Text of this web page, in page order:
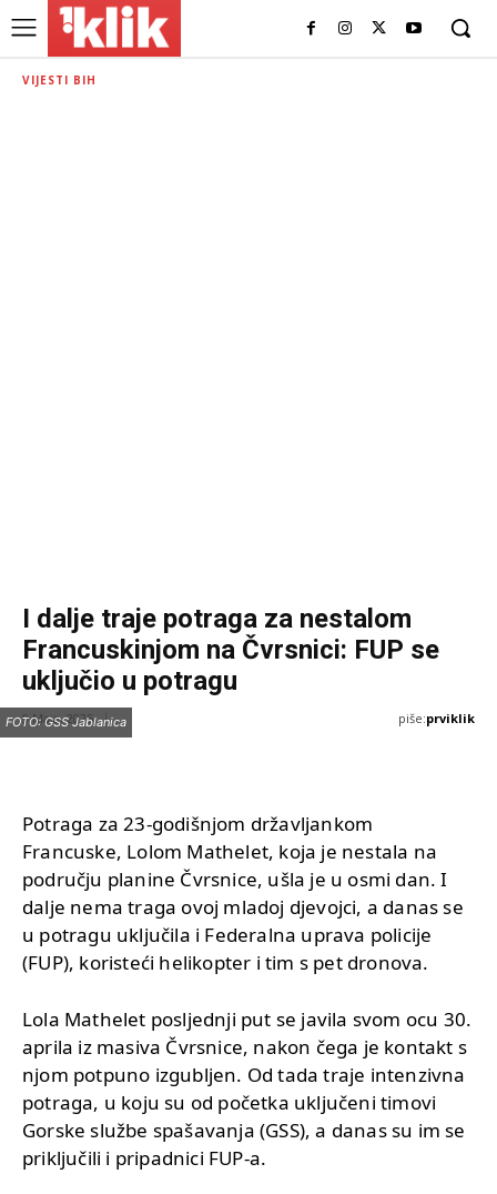
VIJESTI BIH
I dalje traje potraga za nestalom
Francuskinjom na Čvrsnici: FUP se
uključio u potragu
9 Maja, 2025 piše:prviklik
FOTO: GSS Jablanica
Potraga za 23-godišnjom državljankom
Francuske, Lolom Mathelet, koja je nestala na
području planine Čvrsnice, ušla je u osmi dan. I
dalje nema traga ovoj mladoj djevojci, a danas se
u potragu uključila i Federalna uprava policije
(FUP), koristeći helikopter i tim s pet dronova.
Lola Mathelet posljednji put se javila svom ocu 30.
aprila iz masiva Čvrsnice, nakon čega je kontakt s
njom potpuno izgubljen. Od tada traje intenzivna
potraga, u koju su od početka uključeni timovi
Gorske službe spašavanja (GSS), a danas su im se
priključili i pripadnici FUP-a.